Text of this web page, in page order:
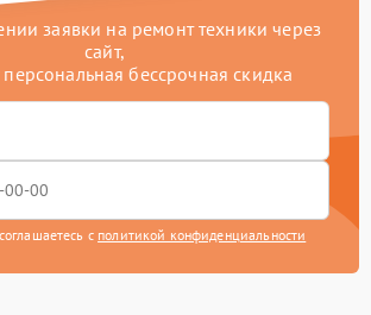
заявки на ремонт техники через
сайт,
персональная бессрочная скидка
с политикой конфиденциальности